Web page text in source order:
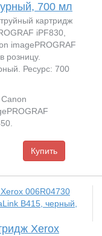
700 мл
картридж
iPF830,
imagePROGRAF
розницу.
Ресурс: 700
Xerox